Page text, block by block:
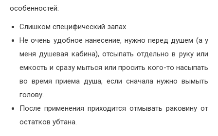
особенностей:
Слишком специфический запах
Не очень удобное нанесение, нужно перед душем (а у
меня душевая кабина), отсыпать отдельно в руку или
емкость и сразу мыться или просить кого-то насыпать
во время приема душа, если сначала нужно вымыть
голову.
После применения приходится отмывать раковину от
остатков убтана.